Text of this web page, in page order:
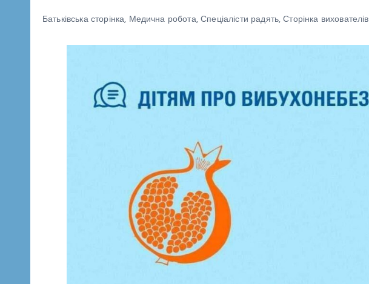
Батьківська сторінка, Медична робота,Спеціалісти радять,Сторінка вихователів